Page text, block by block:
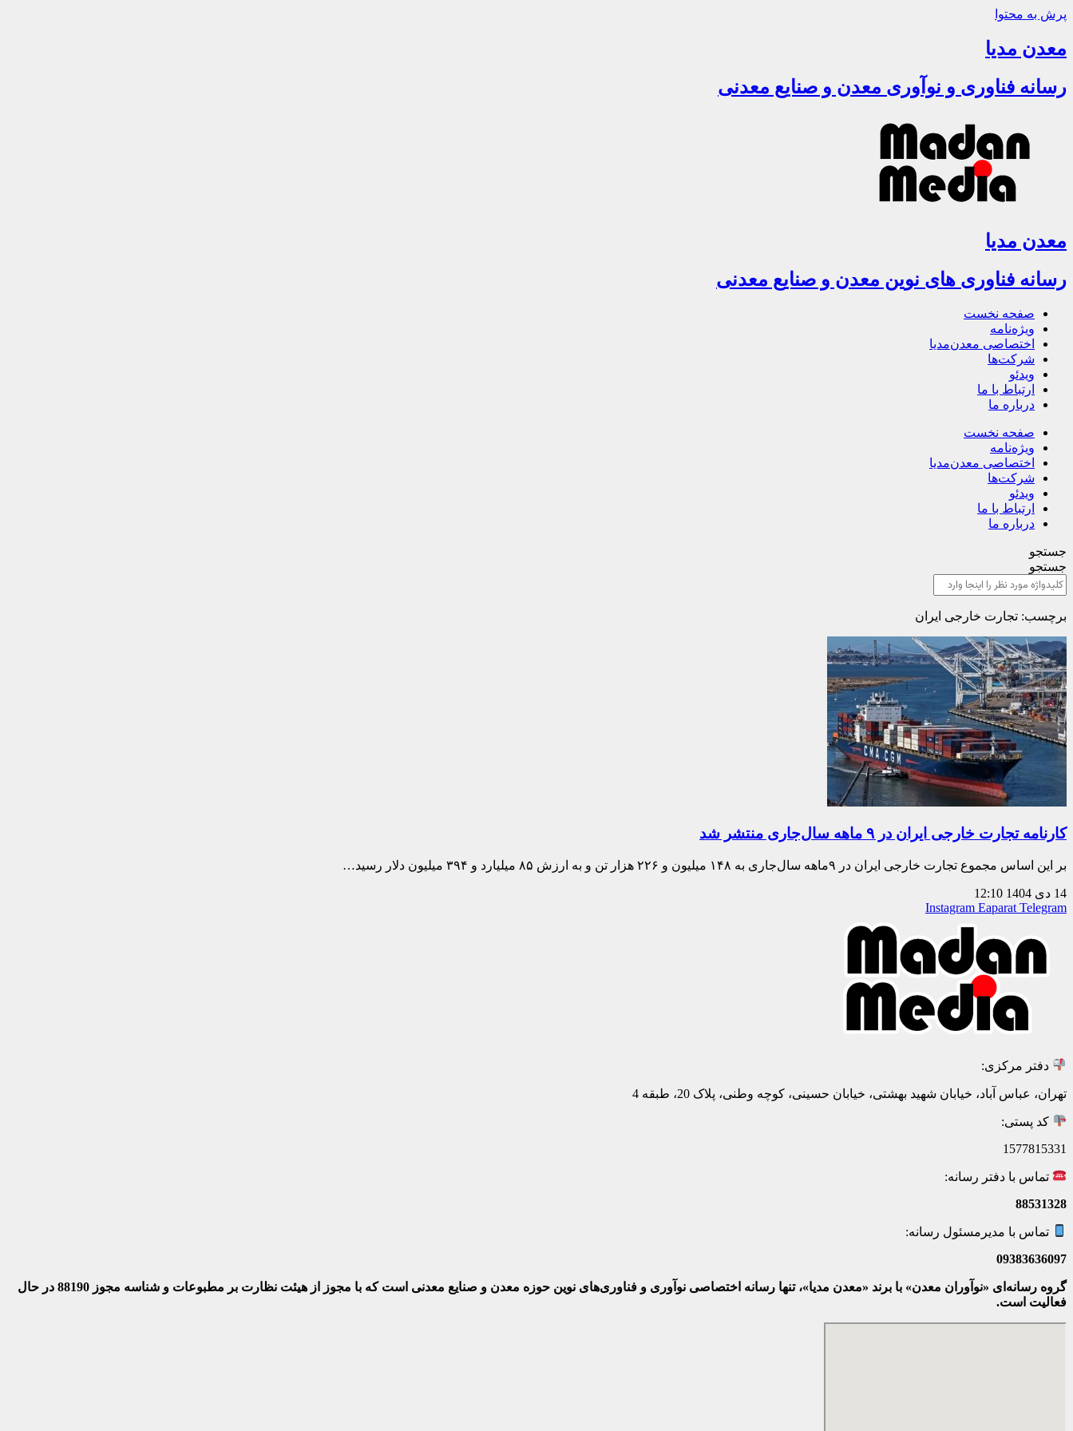
پرش به محتوا
معدن مدیا
رسانه فناوری و نوآوری معدن و صنایع معدنی
معدن مدیا
رسانه فناوری های نوین معدن و صنایع معدنی
صفحه نخست
ویژه‌نامه
اختصاصی معدن‌مدیا
شرکت‌ها
ویدئو
ارتباط با ما
درباره ما
صفحه نخست
ویژه‌نامه
اختصاصی معدن‌مدیا
شرکت‌ها
ویدئو
ارتباط با ما
درباره ما
جستجو
جستجو
برچسب: تجارت خارجی ایران
کارنامه تجارت خارجی ایران در ۹ ماهه سال‌جاری منتشر شد
بر این اساس مجموع تجارت خارجی ایران در ۹ماهه سال‌جاری به ۱۴۸ میلیون و ۲۲۶ هزار تن و به ارزش ۸۵ میلیارد و ۳۹۴ میلیون دلار رسید…
14 دی 1404
12:10
Instagram Eaparat Telegram
دفتر مرکزی:
تهران، عباس آباد، خیابان شهید بهشتی، خیابان حسینی، کوچه وطنی، پلاک 20، طبقه 4
کد پستی:
1577815331
تماس با دفتر رسانه:
88531328
تماس با مدیرمسئول رسانه:
09383636097
گروه رسانه‌ای «نوآوران معدن» با برند «معدن مدیا»، تنها رسانه اختصاصی نوآوری و فناوری‌های نوین حوزه معدن و صنایع معدنی‌ است که با مجوز از هیئت نظارت بر مطبوعات
و شناسه مجوز 88190 در حال
فعالیت است.